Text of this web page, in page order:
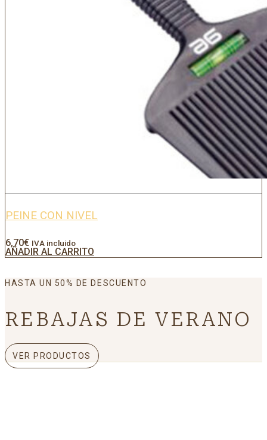
PEINE CON NIVEL
6,70€ IVA incluido
AÑADIR AL CARRITO
HASTA UN 50% DE DESCUENTO
REBAJAS DE VERANO
VER PRODUCTOS